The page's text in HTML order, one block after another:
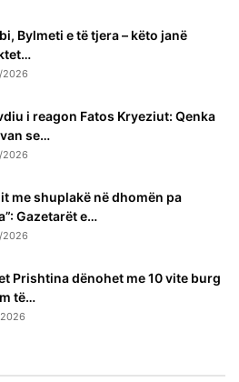
Bylmeti e të tjera – këto janë
i reagon Fatos Kryeziut: Qenka
se…
me shuplakë në dhomën pa
Gazetarët e…
Prishtina dënohet me 10 vite burg
të…